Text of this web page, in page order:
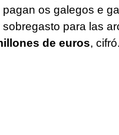
pagan os galegos e
para las
de euros, cifró.